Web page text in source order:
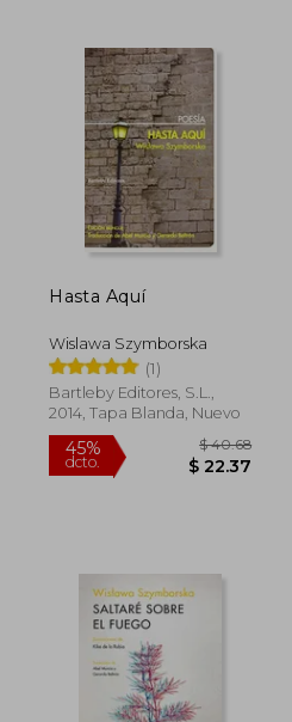
dcto.
Hasta Aquí
Wislawa Szymborska
(1)
Bartleby Editores, S.L.,
2014, Tapa Blanda, Nuevo